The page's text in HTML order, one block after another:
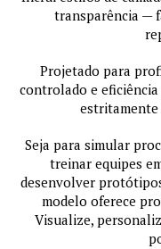
transparência —
Projetado para
controlado e
Seja para simular
treinar equipes
desenvolver
modelo oferece
Visualize,